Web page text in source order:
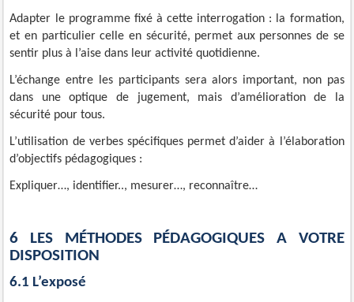
Adapter le programme fixé à cette interrogation : la formation,
et en particulier celle en sécurité, permet aux personnes de se
sentir plus à l’aise dans leur activité quotidienne.
L’échange entre les participants sera alors important, non pas
dans une optique de jugement, mais d’amélioration de la
sécurité pour tous.
L’utilisation de verbes spécifiques permet d’aider à l’élaboration
d’objectifs pédagogiques :
Expliquer…, identifier.., mesurer…, reconnaître…
6 LES MÉTHODES PÉDAGOGIQUES A VOTRE
DISPOSITION
6.1 L’exposé